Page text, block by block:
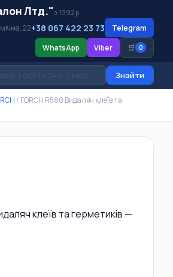
Лтд."з 1992 р.
22+38 067 422 23 73
Telegram
WhatsApp
Viber 🛒 0
Знайти
/ FORCH R580 Видаляч клеїв та